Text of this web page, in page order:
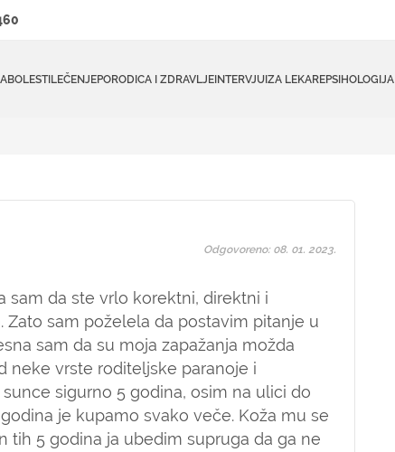
BOLESTILEČENJEPORODICA I ZDRAVLJEINTERVJUIZA LEKAREPSIHOLOGIJA
sam da ste vrlo korektni, direktni i
sam poželela da postavim pitanje u
sam da su moja zapažanja možda
neke vrste roditeljske paranoje i
sigurno 5 godina, osim na ulici do
je kupamo svako veče. Koža mu se
tih 5 godina ja ubedim supruga da ga ne
Odgovoreno: 08. 01. 2023.